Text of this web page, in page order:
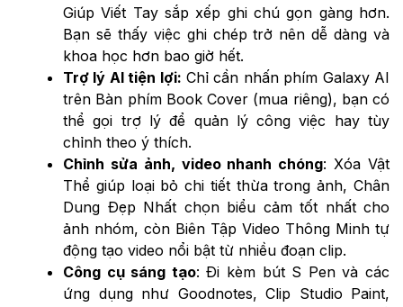
Giúp Viết Tay sắp xếp ghi chú gọn gàng hơn.
Bạn sẽ thấy việc ghi chép trở nên dễ dàng và
khoa học hơn bao giờ hết.
Trợ lý AI tiện lợi: Chỉ cần nhấn phím Galaxy AI
trên Bàn phím Book Cover (mua riêng), bạn có
thể gọi trợ lý để quản lý công việc hay tùy
chỉnh theo ý thích.
Chỉnh sửa ảnh, video nhanh chóng: Xóa Vật
Thể giúp loại bỏ chi tiết thừa trong ảnh, Chân
Dung Đẹp Nhất chọn biểu cảm tốt nhất cho
ảnh nhóm, còn Biên Tập Video Thông Minh tự
động tạo video nổi bật từ nhiều đoạn clip.
Công cụ sáng tạo: Đi kèm bút S Pen và các
ứng dụng như Goodnotes, Clip Studio Paint,